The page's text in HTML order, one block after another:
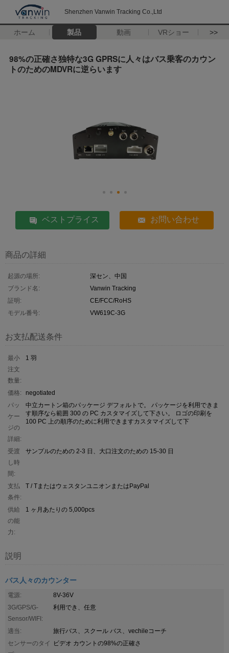
Shenzhen Vanwin Tracking Co.,Ltd
ホーム 製品 動画 VRショー >>
98%の正確さ独特な3G GPRSに人々はバス乗客のカウン
トのためのMDVRに逆らいます
ベストプライス お問い合わせ
商品の詳細
起源の場所:
深セン、中国
ブランド名:
Vanwin Tracking
証明:
CE/FCC/RoHS
モデル番号:
VW619C-3G
お支払配送条件
最小
注文
数量:
1 羽
価格:
negotiated
パッ
ケー
ジの
詳細:
中立カートン箱のパッケージ デフォルトで。 パッケージを利用できま
す順序なら範囲 300 の PC カスタマイズして下さい。 ロゴの印刷を
100 PC 上の順序のために利用できますカスタマイズして下
受渡
し時
間:
サンプルのための 2-3 日、大口注文のための 15-30 日
支払
条件:
T / TまたはウェスタンユニオンまたはPayPal
供給
の能
力:
1 ヶ月あたりの 5,000pcs
説明
バス人々のカウンター
電源:
8V-36V
3G/GPS/G-
Sensor/WIFI:
利用でき、任意
適当:
旅行バス、スクール バス、vechileコーチ
センサーのタイ
ビデオ カウントの98%の正確さ